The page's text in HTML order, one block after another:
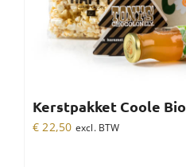
Kerstpakket Coole Bio
€ 22,50 excl. BTW